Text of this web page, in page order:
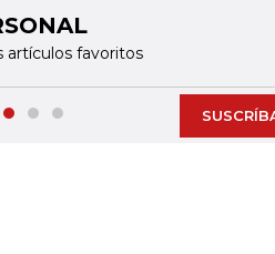
artículos favoritos